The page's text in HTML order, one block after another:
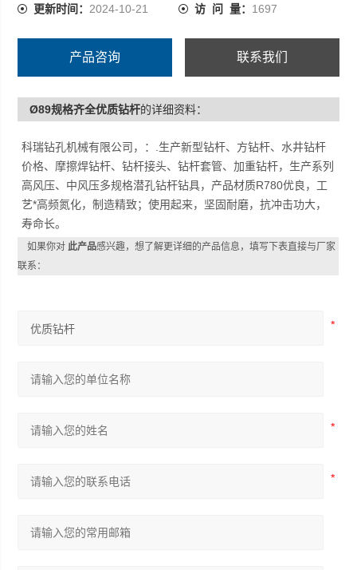
更新时间： 2024-10-21 访 问 量： 1697
产品咨询 联系我们
Ø89规格齐全优质钻杆的详细资料：
科瑞钻孔机械有限公司，：.生产新型钻杆、方钻杆、水井钻杆
价格、摩擦焊钻杆、钻杆接头、钻杆套管、加重钻杆，生产系列
高风压、中风压多规格潜孔钻杆钻具，产品材质R780优良，工
艺*高频氮化，制造精致；使用起来，坚固耐磨，抗冲击功大，
寿命长。
如果你对此产品感兴趣，想了解更详细的产品信息，填写下表直接与厂家
联系：